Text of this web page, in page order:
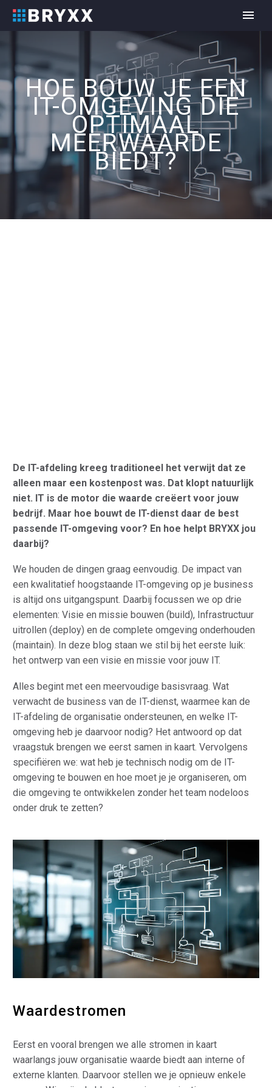
HOE BOUW JE EEN
IT-OMGEVING DIE
OPTIMAAL
MEERWAARDE
BIEDT?
De IT-afdeling kreeg traditioneel het verwijt dat ze
alleen maar een kostenpost was. Dat klopt natuurlijk
niet. IT is de motor die waarde creëert voor jouw
bedrijf. Maar hoe bouwt de IT-dienst daar de best
passende IT-omgeving voor? En hoe helpt BRYXX jou
daarbij?
We houden de dingen graag eenvoudig. De impact van
een kwalitatief hoogstaande IT-omgeving op je business
is altijd ons uitgangspunt. Daarbij focussen we op drie
elementen: Visie en missie bouwen (build), Infrastructuur
uitrollen (deploy) en de complete omgeving onderhouden
(maintain). In deze blog staan we stil bij het eerste luik:
het ontwerp van een visie en missie voor jouw IT.
Alles begint met een meervoudige basisvraag. Wat
verwacht de business van de IT-dienst, waarmee kan de
IT-afdeling de organisatie ondersteunen, en welke IT-
omgeving heb je daarvoor nodig? Het antwoord op dat
vraagstuk brengen we eerst samen in kaart. Vervolgens
specifiëren we: wat heb je technisch nodig om de IT-
omgeving te bouwen en hoe moet je je organiseren, om
die omgeving te ontwikkelen zonder het team nodeloos
onder druk te zetten?
Waardestromen
Eerst en vooral brengen we alle stromen in kaart
waarlangs jouw organisatie waarde biedt aan interne of
externe klanten. Daarvoor stellen we je opnieuw enkele